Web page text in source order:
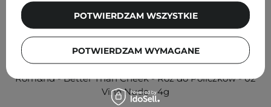
Rom&nd - Better Than Cheek - Róż do Policzków - 02
Vine Nude - 4g
POTWIERDZAM WYMAGANE
POTWIERDZAM WSZYSTKIE